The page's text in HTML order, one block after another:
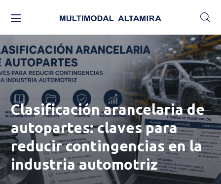
Clasificación arancelaria de
autopartes: claves para
reducir contingencias en la
industria automotriz